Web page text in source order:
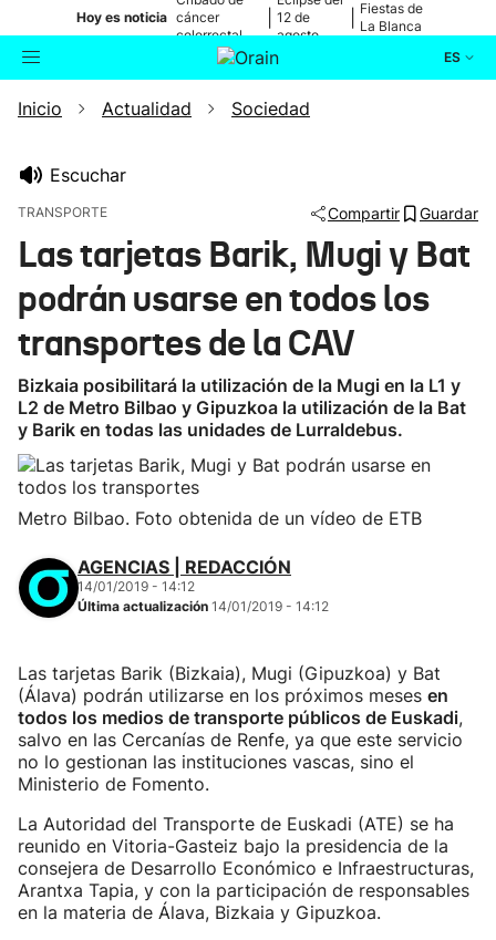
Hoy es noticia cáncer
colorrectal
12 de
agosto
Fiestas de
La Blanca
ES
Buscador Actualidad
Ikusmiran
Eguraldia
Inicio Actualidad Sociedad
Escuchar
TRANSPORTE Compartir Guardar
Las tarjetas Barik, Mugi y Bat
podrán usarse en todos los
transportes de la CAV
Bizkaia posibilitará la utilización de la Mugi en la L1 y
L2 de Metro Bilbao y Gipuzkoa la utilización de la Bat
y Barik en todas las unidades de Lurraldebus.
Metro Bilbao. Foto obtenida de un vídeo de ETB
AGENCIAS | REDACCIÓN
14/01/2019 - 14:12
Última actualización 14/01/2019 - 14:12
Las tarjetas Barik (Bizkaia), Mugi (Gipuzkoa) y Bat
(Álava) podrán utilizarse en los próximos meses en
todos los medios de transporte públicos de Euskadi,
salvo en las Cercanías de Renfe, ya que este servicio
no lo gestionan las instituciones vascas, sino el
Ministerio de Fomento.
La Autoridad del Transporte de Euskadi (ATE) se ha
reunido en Vitoria-Gasteiz bajo la presidencia de la
consejera de Desarrollo Económico e Infraestructuras,
Arantxa Tapia, y con la participación de responsables
en la materia de Álava, Bizkaia y Gipuzkoa.